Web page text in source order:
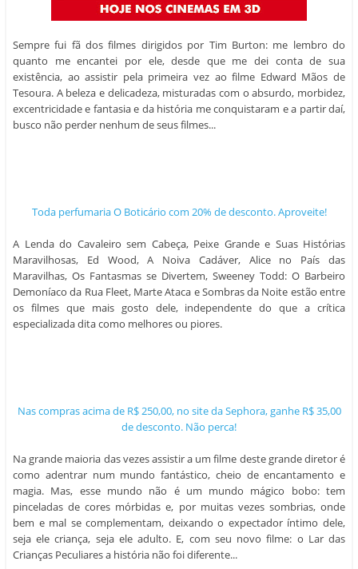
Sempre fui fã dos filmes dirigidos por Tim Burton: me lembro do
quanto me encantei por ele, desde que me dei conta de sua
existência, ao assistir pela primeira vez ao filme Edward Mãos de
Tesoura. A beleza e delicadeza, misturadas com o absurdo, morbidez,
excentricidade e fantasia e da história me conquistaram e a partir daí,
busco não perder nenhum de seus filmes...
A Lenda do Cavaleiro sem Cabeça, Peixe Grande e Suas Histórias
Maravilhosas, Ed Wood, A Noiva Cadáver, Alice no País das
Maravilhas, Os Fantasmas se Divertem, Sweeney Todd: O Barbeiro
Demoníaco da Rua Fleet, Marte Ataca e Sombras da Noite estão entre
os filmes que mais gosto dele, independente do que a crítica
especializada dita como melhores ou piores.
Na grande maioria das vezes assistir a um filme deste grande diretor é
como adentrar num mundo fantástico, cheio de encantamento e
pinceladas de cores mórbidas e, por muitas vezes sombrias, onde
bem e mal se complementam, deixando o expectador íntimo dele,
seja ele criança, seja ele adulto. E, com seu novo filme: o Lar das
Crianças Peculiares a história não foi diferente...